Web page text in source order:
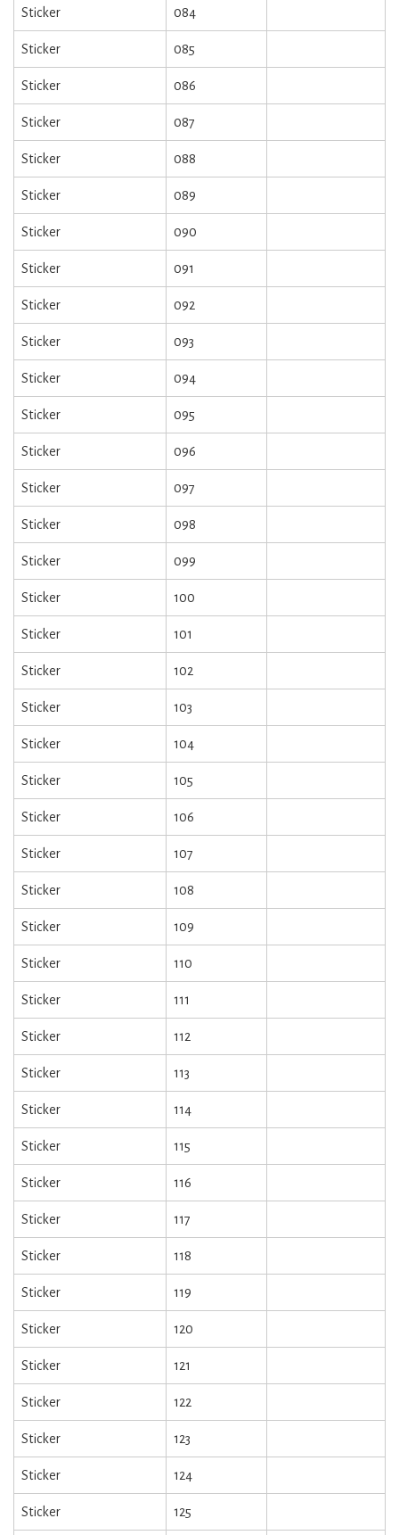
Sticker 084
Sticker 085
Sticker 086
Sticker 087
Sticker 088
Sticker 089
Sticker 090
Sticker 091
Sticker 092
Sticker 093
Sticker 094
Sticker 095
Sticker 096
Sticker 097
Sticker 098
Sticker 099
Sticker 100
Sticker 101
Sticker 102
Sticker 103
Sticker 104
Sticker 105
Sticker 106
Sticker 107
Sticker 108
Sticker 109
Sticker 110
Sticker 111
Sticker 112
Sticker 113
Sticker 114
Sticker 115
Sticker 116
Sticker 117
Sticker 118
Sticker 119
Sticker 120
Sticker 121
Sticker 122
Sticker 123
Sticker 124
Sticker 125